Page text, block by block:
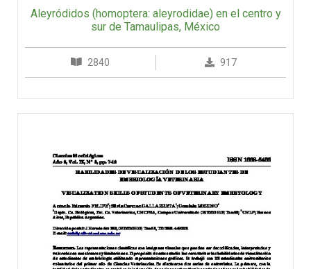
Aleyródidos (homoptera: aleyrodidae) en el centro y
sur de Tamaulipas, México
2840 917